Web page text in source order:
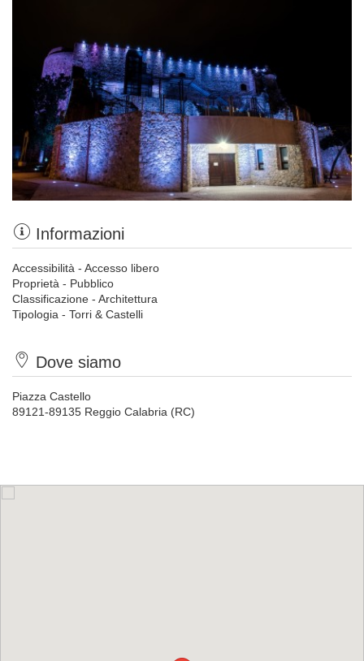
Informazioni
Accessibilità - Accesso libero
Proprietà - Pubblico
Classificazione - Architettura
Tipologia - Torri & Castelli
Dove siamo
Piazza Castello
89121-89135 Reggio Calabria (RC)